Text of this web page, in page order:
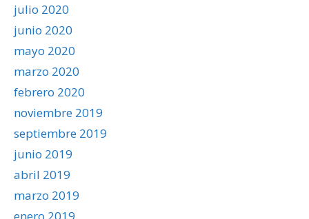
julio 2020
junio 2020
mayo 2020
marzo 2020
febrero 2020
noviembre 2019
septiembre 2019
junio 2019
abril 2019
marzo 2019
enero 2019